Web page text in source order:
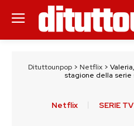
Dituttounpop > Netflix >
stagione della serie
Netflix SERIE TV